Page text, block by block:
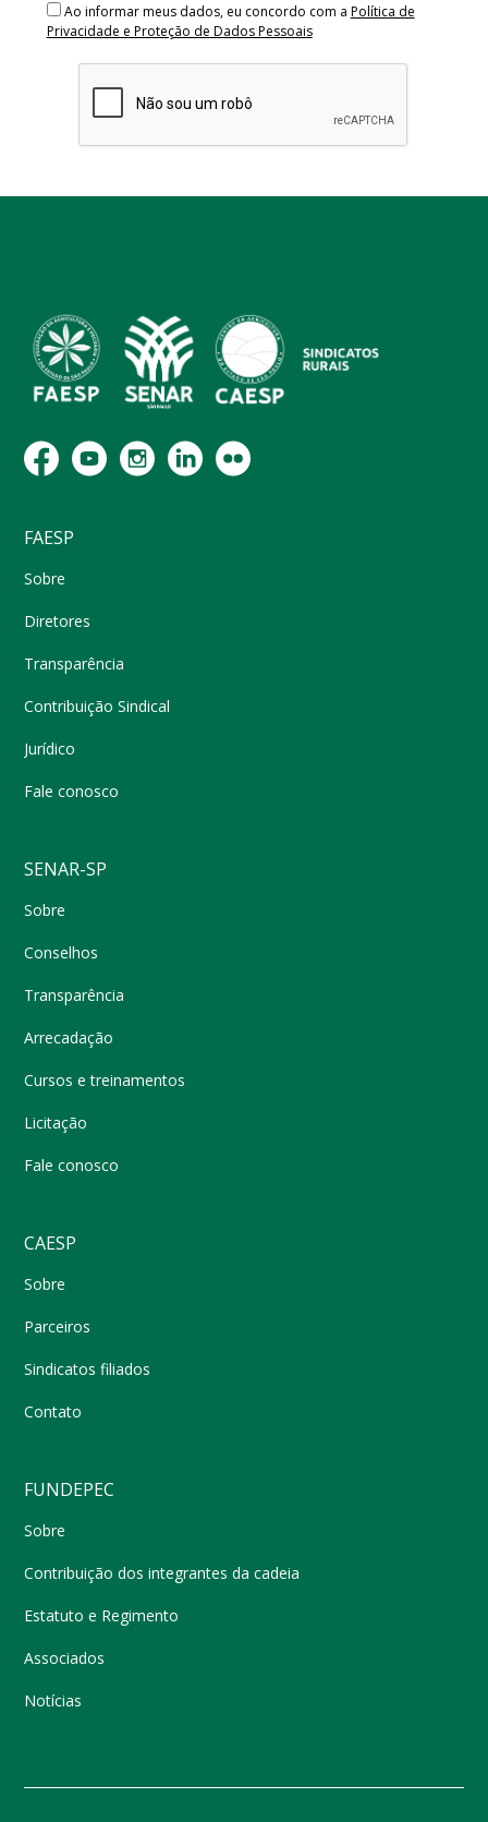
Ao informar meus dados, eu concordo com a Política de
Privacidade e Proteção de Dados Pessoais
FAESP
Sobre
Diretores
Transparência
Contribuição Sindical
Jurídico
Fale conosco
SENAR-SP
Sobre
Conselhos
Transparência
Arrecadação
Cursos e treinamentos
Licitação
Fale conosco
CAESP
Sobre
Parceiros
Sindicatos filiados
Contato
FUNDEPEC
Sobre
Contribuição dos integrantes da cadeia
Estatuto e Regimento
Associados
Notícias